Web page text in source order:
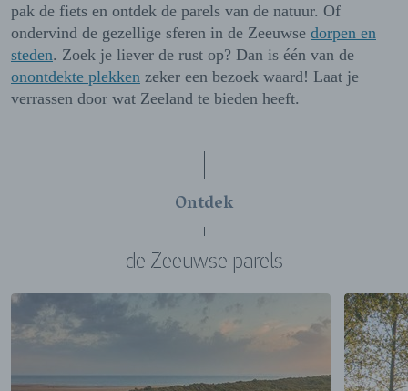
pak de fiets en ontdek de parels van de natuur. Of
ondervind de gezellige sferen in de Zeeuwse dorpen en
steden. Zoek je liever de rust op? Dan is één van de
onontdekte plekken zeker een bezoek waard! Laat je
verrassen door wat Zeeland te bieden heeft.
Ontdek
de Zeeuwse parels